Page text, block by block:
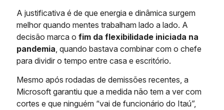
A justificativa é de que energia e dinâmica surgem
melhor quando mentes trabalham lado a lado. A
decisão marca o fim da flexibilidade iniciada na
pandemia, quando bastava combinar com o chefe
para dividir o tempo entre casa e escritório.
Mesmo após rodadas de demissões recentes, a
Microsoft garantiu que a medida não tem a ver com
cortes e que ninguém “vai de funcionário do Itaú”,